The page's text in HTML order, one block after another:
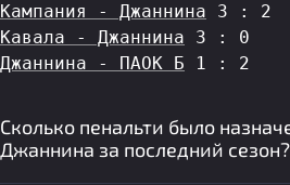
Кампания - Джаннина 3 : 2
Кавала - Джаннина 3 : 0
Джаннина - ПАОК Б 1 : 2
Сколько пенальти было
Джаннина за последний сезон?